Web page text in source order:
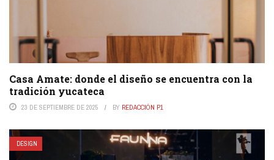
Casa Amate: donde el diseño se encuentra con la
tradición yucateca
23 DE SEPTIEMBRE DE 2025 BY REDACCIÓN P1
DESIGN